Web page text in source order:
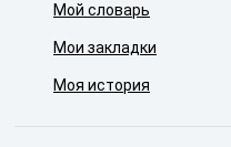
Мой словарь
Мои закладки
Моя история